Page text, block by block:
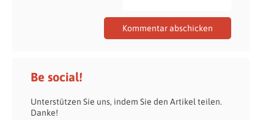
Be social!
Unterstützen Sie uns, indem Sie den Artikel teilen.
Danke!